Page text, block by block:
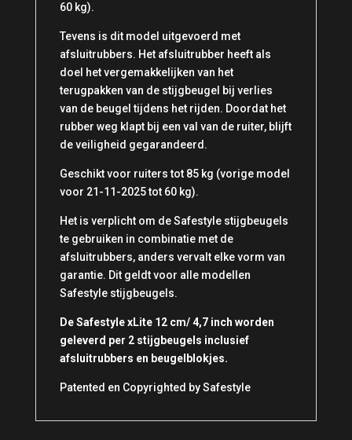
60 kg).
Tevens is dit model uitgevoerd met
afsluitrubbers. Het afsluitrubber heeft als
doel het vergemakkelijken van het
terugpakken van de stijgbeugel bij verlies
van de beugel tijdens het rijden. Doordat het
rubber weg klapt bij een val van de ruiter, blijft
de veiligheid gegarandeerd.
Geschikt voor ruiters tot 85 kg (vorige model
voor 21-11-2025 tot 60 kg).
Het is verplicht om de Safestyle stijgbeugels
te gebruiken in combinatie met de
afsluitrubbers, anders vervalt elke vorm van
garantie. Dit geldt voor alle modellen
Safestyle stijgbeugels.
De Safestyle xLite 12 cm/ 4,7 inch worden
geleverd per 2 stijgbeugels inclusief
afsluitrubbers en beugelblokjes.
Patented en Copyrighted by Safestyle